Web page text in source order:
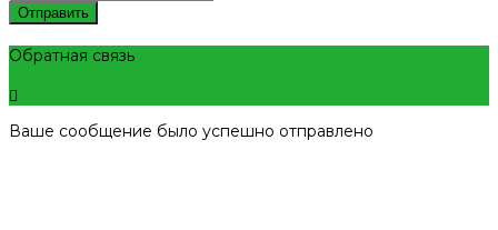
Отправить
Обратная связь
Ваше сообщение было успешно отправлено